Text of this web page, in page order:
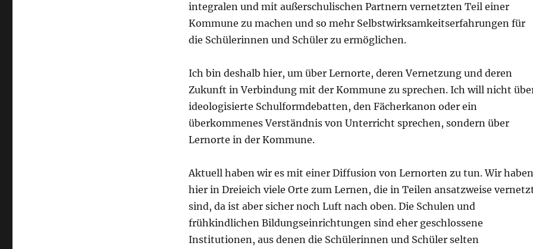
integralen und mit außerschulischen Partnern vernetzten Teil einer
Kommune zu machen und so mehr Selbstwirksamkeitserfahrungen für
die Schülerinnen und Schüler zu ermöglichen.
Ich bin deshalb hier, um über Lernorte, deren Vernetzung und deren
Zukunft in Verbindung mit der Kommune zu sprechen. Ich will nicht
ideologisierte Schulformdebatten, den Fächerkanon oder ein
überkommenes Verständnis von Unterricht sprechen, sondern über
Lernorte in der Kommune.
Aktuell haben wir es mit einer Diffusion von Lernorten zu tun. Wir haben
hier in Dreieich viele Orte zum Lernen, die in Teilen ansatzweise
sind, da ist aber sicher noch Luft nach oben. Die Schulen und
frühkindlichen Bildungseinrichtungen sind eher geschlossene
Institutionen, aus denen die Schülerinnen und Schüler selten